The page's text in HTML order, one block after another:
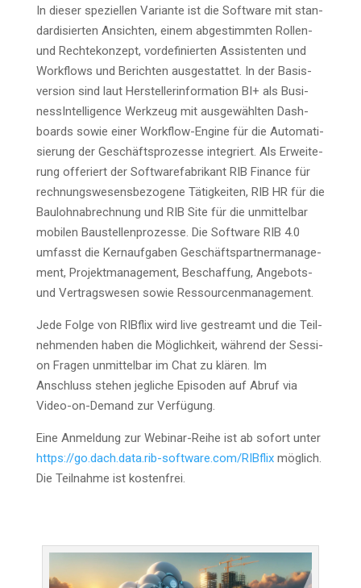
In die­ser spe­zi­el­len Vari­an­te ist die Soft­ware mit stan­
dar­di­sier­ten Ansich­ten, einem abge­stimm­ten Rol­len-
und Rech­te­kon­zept, vor­de­fi­nier­ten Assis­ten­ten und
Work­flows und Berich­ten aus­ge­stat­tet. In der Basis­
ver­si­on sind laut Her­stel­ler­infor­ma­ti­on BI+ als Busi­
ness­In­tel­li­gence Werk­zeug mit aus­ge­wähl­ten Dash­
boards sowie einer Work­flow-Engi­ne für die Auto­ma­ti­
sie­rung der Geschäfts­pro­zes­se inte­griert. Als Erwei­te­
rung offe­riert der Soft­ware­fa­bri­kant RIB Finan­ce für
rech­nungs­we­sens­be­zo­ge­ne Tätig­kei­ten, RIB HR für die
Bau­lohn­ab­rech­nung und RIB Site für die unmit­tel­bar
mobi­len Bau­stel­len­pro­zes­se. Die Soft­ware RIB 4.0
umfasst die Kern­auf­ga­ben Geschäfts­part­ner­ma­nage­
ment, Pro­jekt­ma­nage­ment, Beschaf­fung, Ange­bots-
und Ver­trags­we­sen sowie Ressourcenmanagement.
Jede Fol­ge von RIB­flix wird live gestreamt und die Teil­
neh­men­den haben die Mög­lich­keit, wäh­rend der Ses­si­
on Fra­gen unmit­tel­bar im Chat zu klä­ren. Im
Anschluss ste­hen jeg­li­che Epi­so­den auf Abruf via
Video-on-Demand zur Verfügung.
Eine Anmel­dung zur Web­i­nar-Rei­he ist ab sofort unter
https://go.dach.data.rib-software.com/RIBflixmög­lich.
Die Teil­nah­me ist kostenfrei.